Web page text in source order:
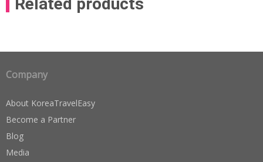
Related products
Company
About KoreaTravelEasy
Become a Partner
Blog
Media